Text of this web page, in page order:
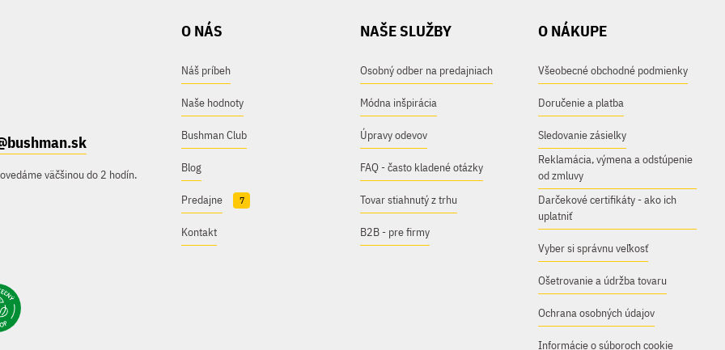
väčšinou do 2 hodín.
O NÁS
Náš príbeh
Naše hodnoty
Bushman Club
Blog
Predajne 7
Kontakt
NAŠE SLUŽBY
Osobný odber na predajniach
Módna inšpirácia
Úpravy odevov
FAQ - často kladené otázky
Tovar stiahnutý z trhu
B2B - pre firmy
O NÁKUPE
Všeobecné obchodné podmienky
Doručenie a platba
Sledovanie zásielky
Reklamácia, výmena a odstúpenie
od zmluvy
Darčekové certifikáty - ako ich
uplatniť
Vyber si správnu veľkosť
Ošetrovanie a údržba tovaru
Ochrana osobných údajov
Informácie o súboroch cookie